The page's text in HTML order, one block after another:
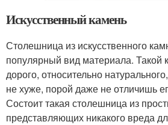
Искусственный камень
Столешница из искусственного
популярный вид материала. Такой
дорого, относительно
не хуже, порой даже не отличишь
Состоит такая столешница из
представляющих никакого вреда